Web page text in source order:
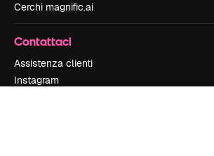
Cerchi magnific.ai
Contattaci
Assistenza clienti
Instagram